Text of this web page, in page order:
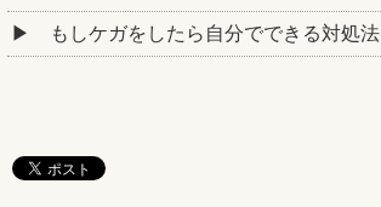
もしケガをしたら自分でできる対処法